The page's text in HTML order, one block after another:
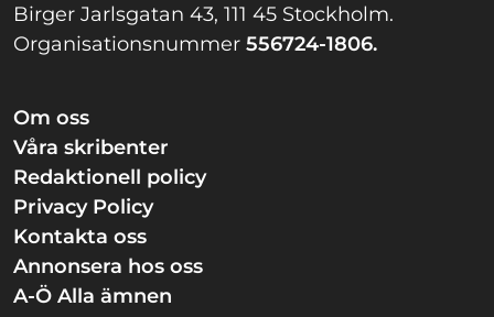
Birger Jarlsgatan 43, 111 45 Stockholm.
Organisationsnummer 556724-1806.
Om oss
Våra skribenter
Redaktionell policy
Privacy Policy
Kontakta oss
Annonsera hos oss
A-Ö Alla ämnen